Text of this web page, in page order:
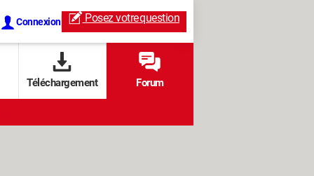
Connexion Posez votrequestion
Téléchargement Forum